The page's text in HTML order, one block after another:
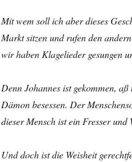
Mit wem soll ich aber dieses
Markt sitzen und rufen den
wir haben Klagelieder gesungen
Denn Johannes ist gekommen,
Dämon besessen. Der
dieser Mensch ist ein Fresser
Und doch ist die Weisheit